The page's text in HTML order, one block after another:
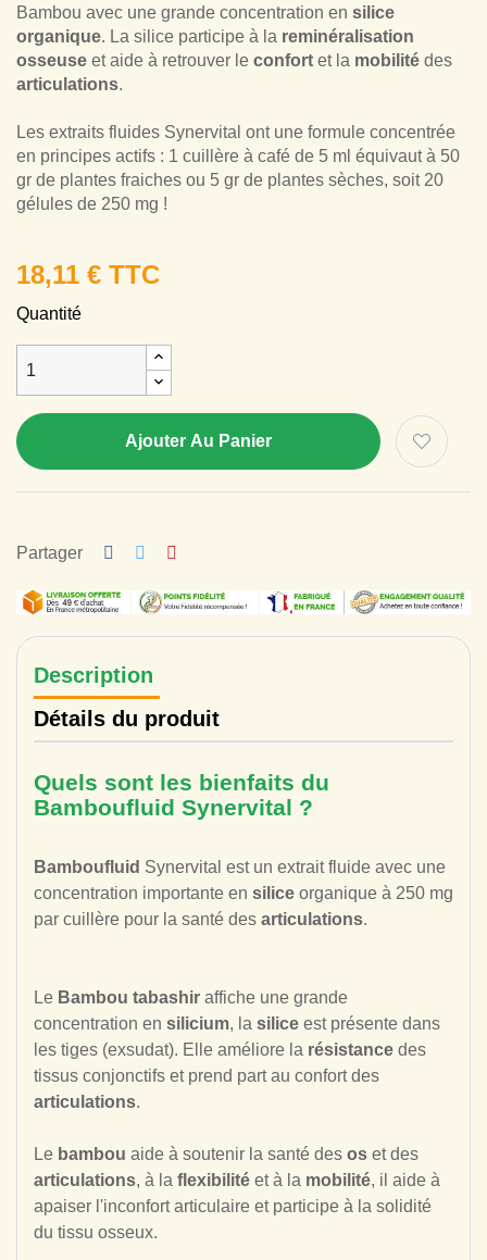
Bambou avec une grande concentration en silice
organique. La silice participe à la reminéralisation
osseuse et aide à retrouver le confort et la mobilité des
articulations.
Les extraits fluides Synervital ont une formule concentrée
en principes actifs : 1 cuillère à café de 5 ml équivaut à 50
gr de plantes fraiches ou 5 gr de plantes sèches, soit 20
gélules de 250 mg !
18,11 € TTC
Quantité
Ajouter Au Panier
Partager
Description
Détails du produit
Quels sont les bienfaits du
Bamboufluid Synervital ?
Bamboufluid Synervital est un extrait fluide avec une
concentration importante en silice organique à 250 mg
par cuillère pour la santé des articulations.
Le Bambou tabashir affiche une grande
concentration en silicium, la silice est présente dans
les tiges (exsudat). Elle améliore la résistance des
tissus conjonctifs et prend part au confort des
articulations.
Le bambou aide à soutenir la santé des os et des
articulations, à la flexibilité et à la mobilité, il aide à
apaiser l'inconfort articulaire et participe à la solidité
du tissu osseux.